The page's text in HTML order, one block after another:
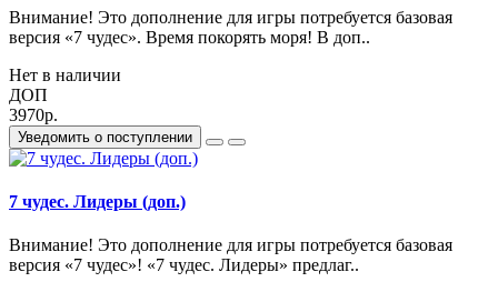
Внимание! Это дополнение для игры потребуется базовая
версия «7 чудес». Время покорять моря! В доп..
Нет в наличии
ДОП
3970р.
Уведомить о поступлении
7 чудес. Лидеры (доп.)
Внимание! Это дополнение для игры потребуется базовая
версия «7 чудес»! «7 чудес. Лидеры» предлаг..